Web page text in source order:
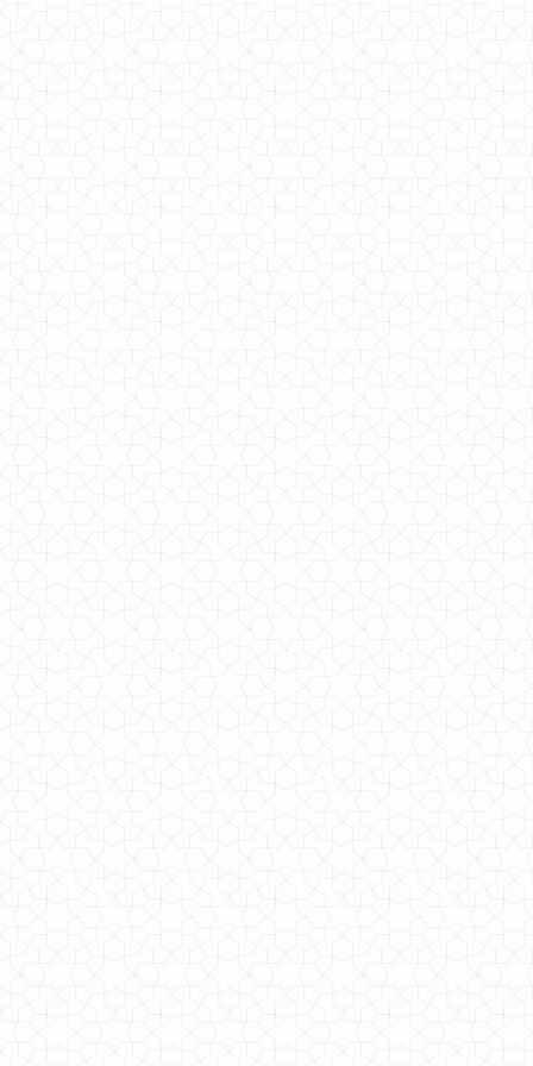
Стильная зимняя куртка женская удлиненная
1060.00грн.
780.00грн.
Стильная женская кожаная юбка за колено
860.00грн.